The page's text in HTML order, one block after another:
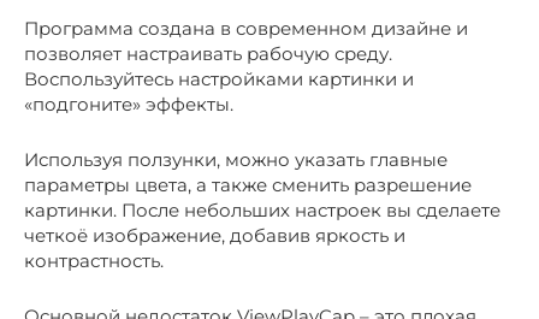
Программа создана в современном дизайне и
позволяет настраивать рабочую среду.
Воспользуйтесь настройками картинки и
«подгоните» эффекты.
Используя ползунки, можно указать главные
параметры цвета, а также сменить разрешение
картинки. После небольших настроек вы сделаете
четкоё изображение, добавив яркость и
контрастность.